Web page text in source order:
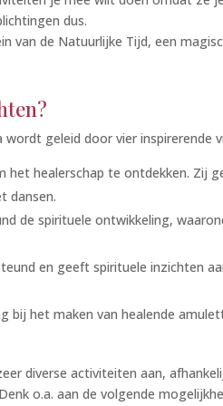
dus.
van de Natuurlijke Tijd, een
geleid door vier inspirerende
het healerschap te ontdekken. Zij
dansen.
de spirituele ontwikkeling,
en geeft spirituele inzichten
bij het maken van healende
diverse activiteiten aan,
o.a. aan de volgende